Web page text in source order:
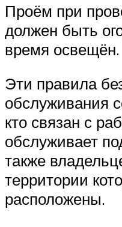
Проём при
должен быть
время освещён.
Эти правила
обслуживания
кто связан с
обслуживает
также
территории
расположены.